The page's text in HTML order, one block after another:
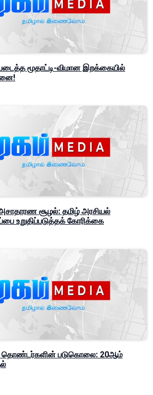
மூதாட்டி-விமான இறக்கையில்
சூழல்: தமிழ் அரசியல்
உறுதிப்படுத்தக் கோரிக்கை
தொண்டர்களின் படுகொலை: 20ஆம்